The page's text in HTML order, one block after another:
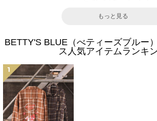
もっと見る
BETTY'S BLUE（べティーズブルー
ス人気アイテムランキ
1